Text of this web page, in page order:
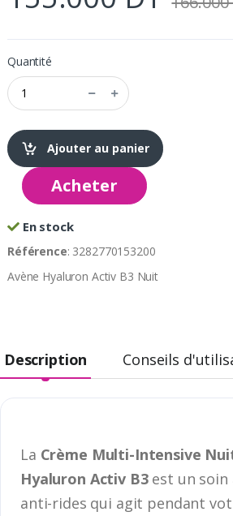
Quantité
Ajouter au panier
Acheter
En stock
Référence: 3282770153200
Avène Hyaluron Activ B3 Nuit
Description Conseils
La Crème Multi-Intensive
Hyaluron Activ B3est un soin
anti-rides qui agit pendant